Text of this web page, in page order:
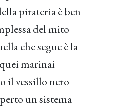
pirateria è ben
del mito
che segue è la
marinai
il vessillo nero
un sistema